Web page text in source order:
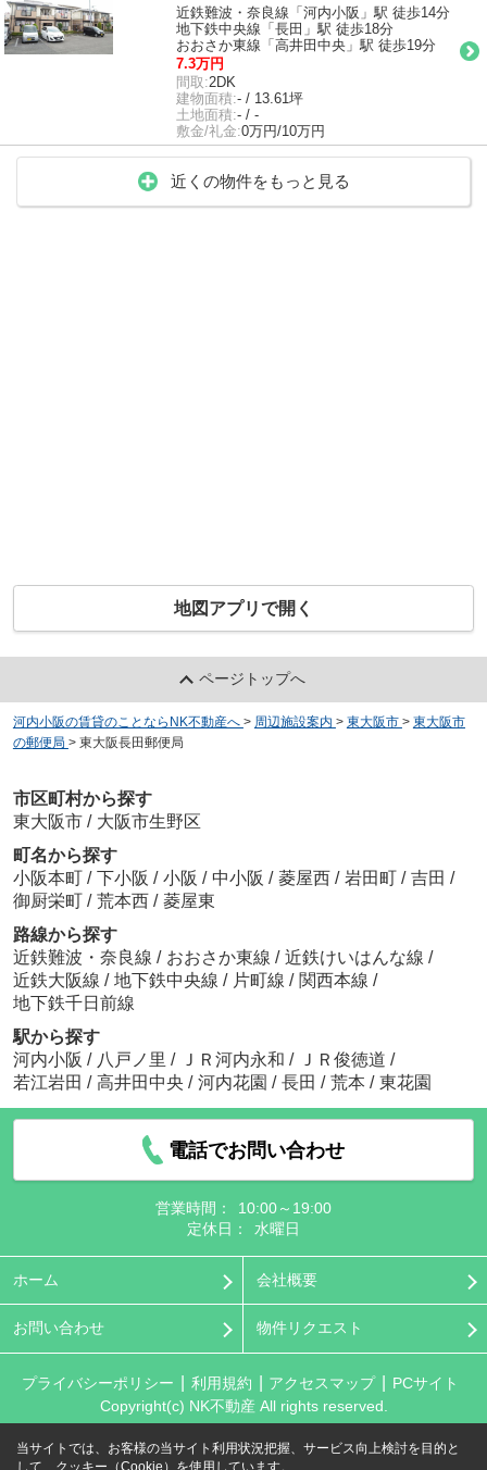
近鉄難波・奈良線「河内小阪」駅 徒歩14分
地下鉄中央線「長田」駅 徒歩18分
おおさか東線「高井田中央」駅 徒歩19分
7.3万円
間取:2DK
建物面積:- / 13.61坪
土地面積:- / -
敷金/礼金:0万円/10万円
近くの物件をもっと見る
地図アプリで開く
ページトップへ
河内小阪の賃貸のことならNK不動産へ > 周辺施設案内 > 東大阪市 > 東大阪市
の郵便局 > 東大阪長田郵便局
市区町村から探す
東大阪市 / 大阪市生野区
町名から探す
小阪本町 / 下小阪 / 小阪 / 中小阪 / 菱屋西 / 岩田町 / 吉田 /
御厨栄町 / 荒本西 / 菱屋東
路線から探す
近鉄難波・奈良線 / おおさか東線 / 近鉄けいはんな線 /
近鉄大阪線 / 地下鉄中央線 / 片町線 / 関西本線 /
地下鉄千日前線
駅から探す
河内小阪 / 八戸ノ里 / ＪＲ河内永和 / ＪＲ俊徳道 /
若江岩田 / 高井田中央 / 河内花園 / 長田 / 荒本 / 東花園
電話でお問い合わせ
営業時間：
10:00～19:00
定休日：
水曜日
ホーム 会社概要
お問い合わせ 物件リクエスト
プライバシーポリシー 利用規約 アクセスマップ
PCサイト
Copyright(c) NK不動産 All rights reserved.
当サイトでは、お客様の当サイト利用状況把握、サービス向上検討を目的と
して、クッキー（Cookie）を使用しています。